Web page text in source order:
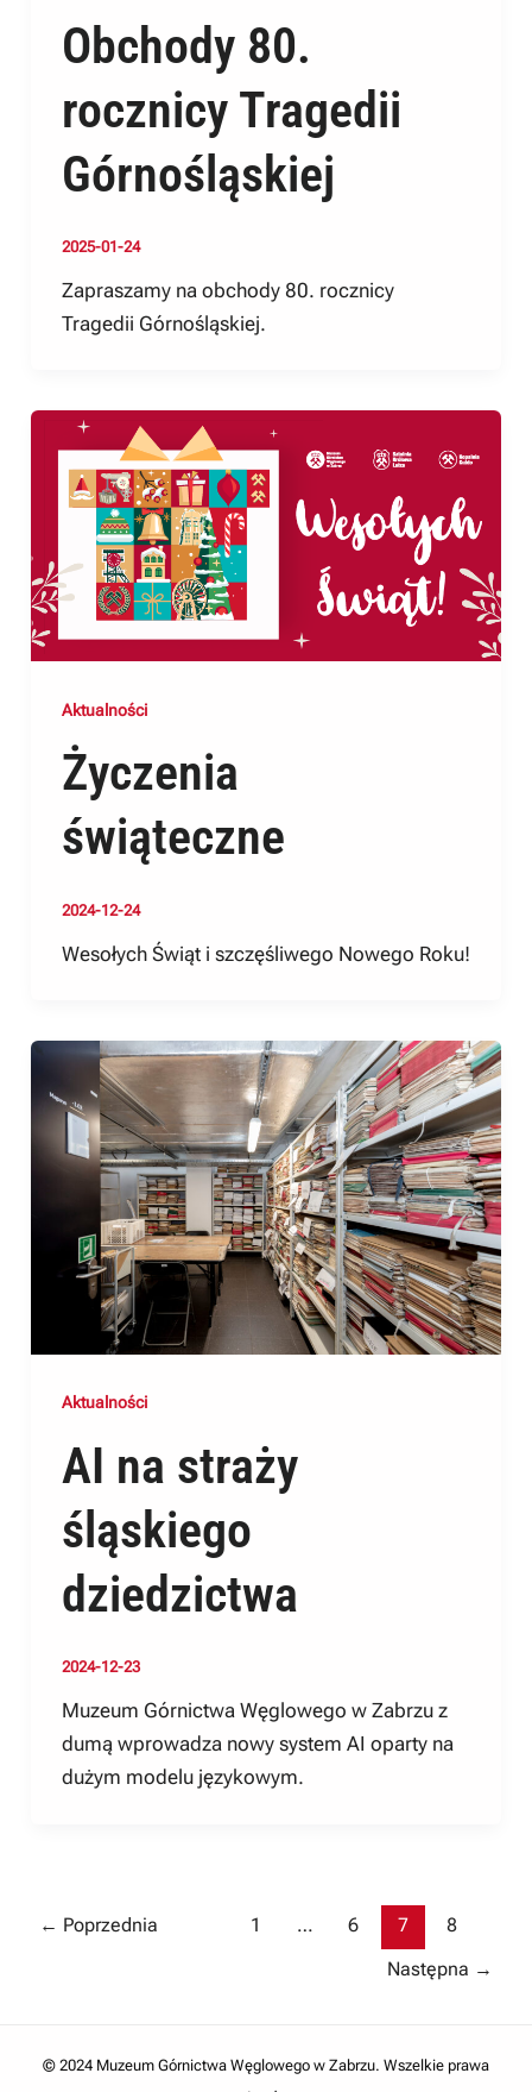
Obchody 80.
rocznicy Tragedii
Górnośląskiej
2025-01-24
Zapraszamy na obchody 80. rocznicy
Tragedii Górnośląskiej.
Aktualności
Życzenia
świąteczne
2024-12-24
Wesołych Świąt i szczęśliwego Nowego Roku!
Aktualności
AI na straży
śląskiego
dziedzictwa
2024-12-23
Muzeum Górnictwa Węglowego w Zabrzu z
dumą wprowadza nowy system AI oparty na
dużym modelu językowym.
Post← Poprzednia 1 … 6 7
8
Następna →
© 2024 Muzeum Górnictwa Węglowego w Zabrzu. Wszelkie prawa